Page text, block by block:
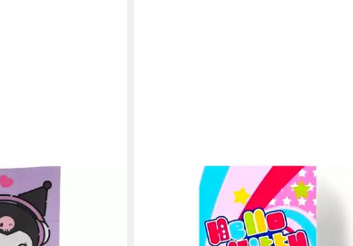
HELLO KITTY
Badetuch Hello Kitty Super Star,
Baumwolle, Mädchen Strandtuch 75